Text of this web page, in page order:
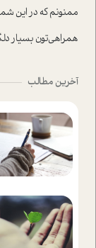
ممنونم که در این
همراهی‌تون بسیار
آخرین مطالب